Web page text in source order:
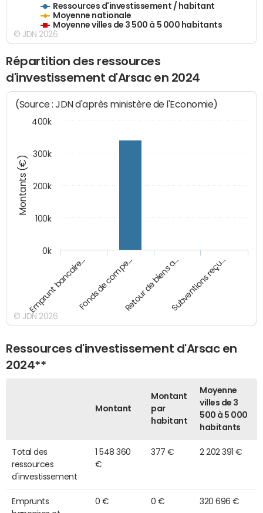
Ressources d'investissement / habitant
Moyenne nationale
Moyenne villes de 3 500 à 5 000 habitants
© JDN 2026
Répartition des ressources
d'investissement d'Arsac en 2024
Montants (€)
(Source : JDN d'après ministère de l'Economie)
Emprunt bancaire…Fonds de compe…Retour de biens a…Subventions reçu…
0k
100k
200k
300k
400k
© JDN 2026
Ressources d'investissement d'Arsac en
2024**
Montant
Montant
par
habitant
Moyenne
villes de 3
500 à 5 000
habitants
Total des
ressources
d'investissement
1 548 360
€
377 € 2 202 391 €
Emprunts
0 € 0 € 320 696 €